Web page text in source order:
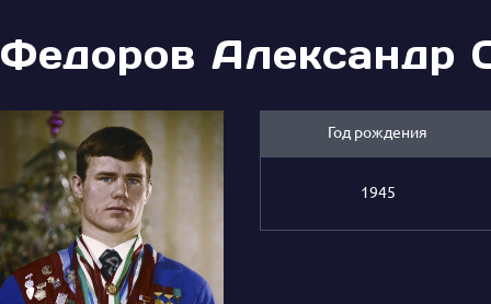
Федоров Александр
Год рождения
1945